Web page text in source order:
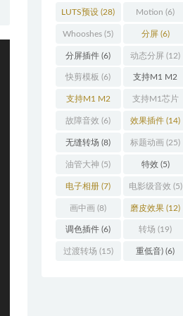
LUTS预设 (28) Motion (6)
Whooshes (5) 分屏(6)
分屏插件 (6) 动态分屏 (12)
快剪模板 (6) 支持M1 M2
(18)
支持M1 M2
M3 M4(25)
支持M1芯片
(5)
故障音效 (6) 效果插件 (14)
无缝转场 (8) 标题动画 (25)
油管大神 (5) 特效 (5)
电子相册 (7) 电影级音效 (5)
画中画 (8) 磨皮效果 (12)
调色插件 (6) 转场 (19)
过渡转场 (15) 重低音) (6)